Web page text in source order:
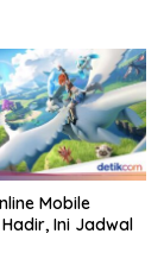
Mobile
Ini Jadwal